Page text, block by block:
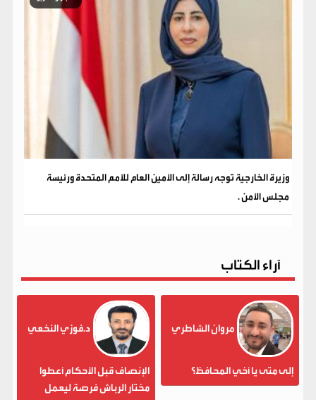
وزيرة الخارجية توجه رسالة إلى الأمين العام للأمم المتحدة ورئيسة
مجلس الأمن .
آراء الكتاب
مروان الشاطري
إلى متى يا أخي المحافظ؟
د.فوزي النخعي
الإنصاف قبل الأحكام أعطوا
مختار الرباش فرصة ليعمل